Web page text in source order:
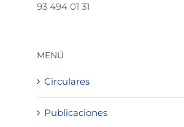
93 494 01 31
MENÚ
Circulares
Publicaciones